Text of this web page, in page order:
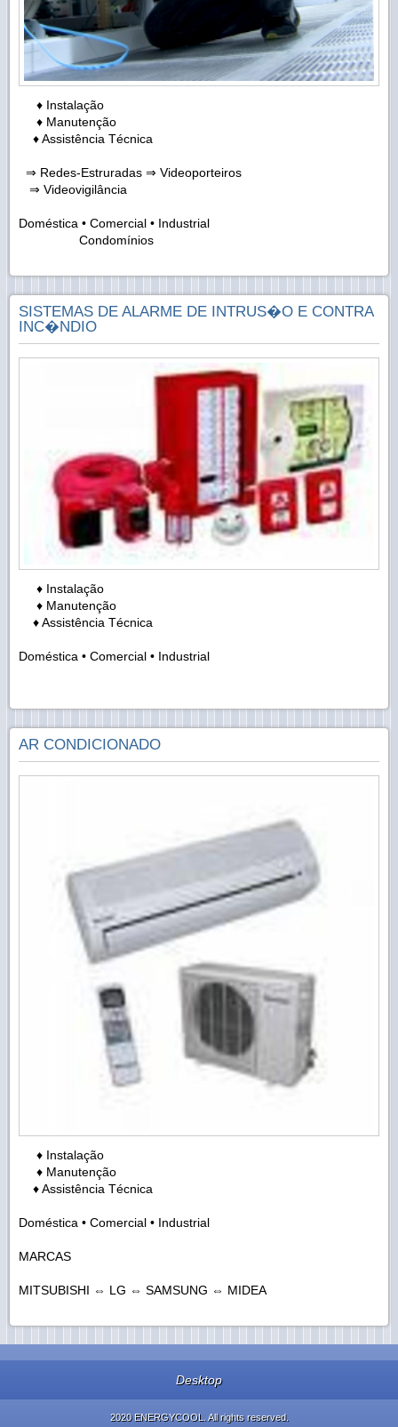
♦ Instalação
♦ Manutenção
♦ Assistência Técnica
⇒ Redes-Estruradas ⇒ Videoporteiros
⇒ Videovigilância
Doméstica • Comercial • Industrial
Condomínios
SISTEMAS DE ALARME DE INTRUS�O E CONTRA
INC�NDIO
♦ Instalação
♦ Manutenção
♦ Assistência Técnica
Doméstica • Comercial • Industrial
AR CONDICIONADO
♦ Instalação
♦ Manutenção
♦ Assistência Técnica
Doméstica • Comercial • Industrial
MARCAS
MITSUBISHI ⇔ LG ⇔ SAMSUNG ⇔ MIDEA
Desktop
2020 ENERGYCOOL. All rights reserved.